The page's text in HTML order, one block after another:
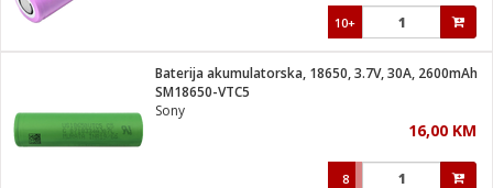
10+
Baterija akumulatorska, 18650, 3.7V, 30A, 2600mAh
SM18650-VTC5
Sony
16,00 KM
8